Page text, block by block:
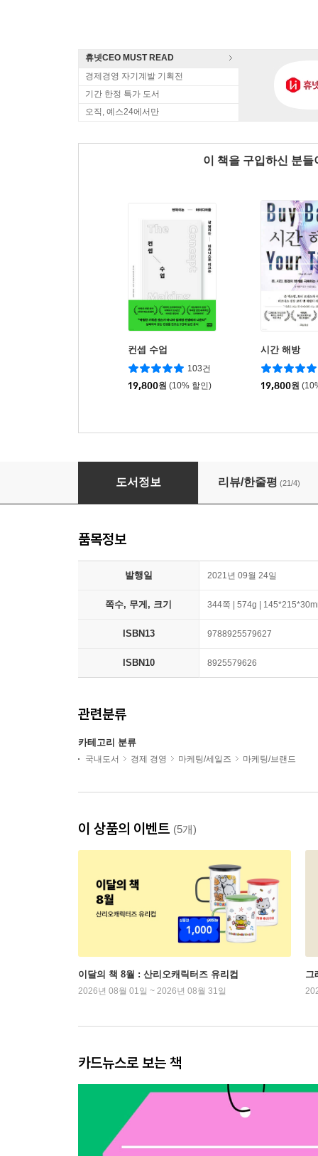
휴넷CEO MUST READ
경제경영 자기계발 기획전
기간 한정 특가 도서
오직, 예스24에서만
이 책을 구입하신 분
컨셉 수업
103건
19,800원 (10% 할인)
시간 해방
19,800원
인간적인 브랜드가 살아남는다
도서정보 리뷰/한줄평 (21/4)
품목정보
발행일 2021년 09월 24일
쪽수, 무게, 크기 344쪽 | 574g |
ISBN13 9788925579627
ISBN10 8925579626
관련분류
카테고리 분류
국내도서 경제 경영 마케팅/세일즈 마케팅/브랜드
이 상품의 이벤트 (5개)
이달의 책 8월 : 산리오캐릭터즈 유리컵
2026년 08월 01일 ~ 2026년 08월 31일
그
카드뉴스로 보는 책